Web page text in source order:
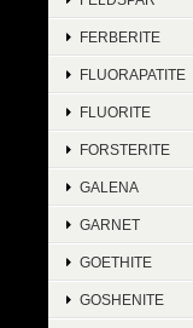
FERBERITE
FLUORAPATITE
FLUORITE
FORSTERITE
GALENA
GARNET
GOETHITE
GOSHENITE